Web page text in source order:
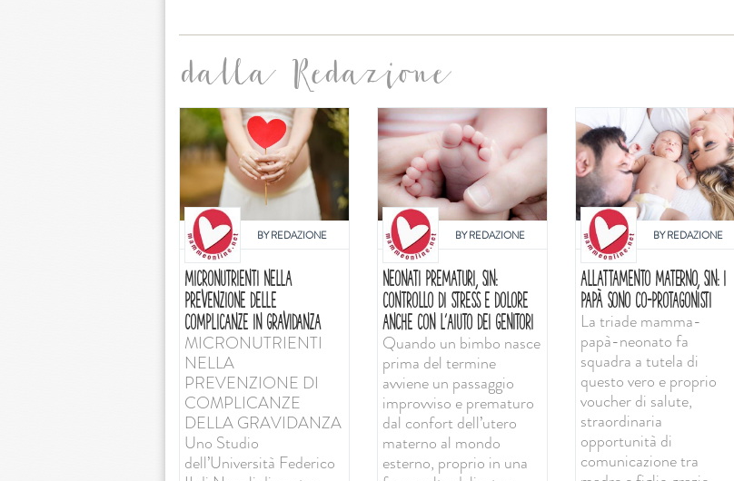
dalla Redazione
BYREDAZIONE
MICRONUTRIENTI NELLA
PREVENZIONE DELLE
COMPLICANZE IN GRAVIDANZA
MICRONUTRIENTI
NELLA
PREVENZIONE DI
COMPLICANZE
DELLA GRAVIDANZA
Uno Studio
dell’Università Federico
BYREDAZIONE
NEONATI PREMATURI, SIN:
CONTROLLO DI STRESS E DOLORE
ANCHE CON L'AIUTO DEI GENITORI
Quando un bimbo nasce
prima del termine
avviene un passaggio
improvviso e prematuro
dal confort dell’utero
materno al mondo
esterno, proprio in una
BYREDAZIONE
ALLATTAMENTO MATERNO, SIN: I
PAPÀ SONO CO-PROTAGONISTI
La triade mamma-
papà-neonato fa
squadra a tutela di
questo vero e proprio
voucher di salute,
straordinaria
opportunità di
comunicazione tra